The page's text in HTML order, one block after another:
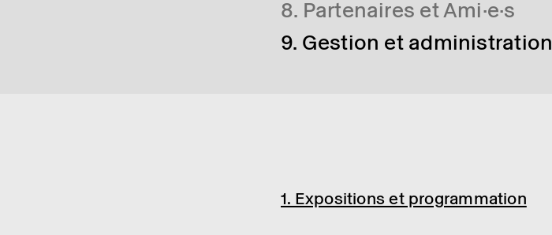
8. Partenaires et Ami·e·s
9. Gestion et administration
1. Expo­si­tions et program­ma­tion